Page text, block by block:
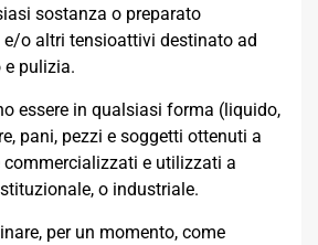
sostanza o preparato
e/o altri tensioattivi destinato ad
pulizia.
essere in qualsiasi forma (liquido,
pani, pezzi e soggetti ottenuti a
commercializzati e utilizzati a
o industriale.
per un momento, come